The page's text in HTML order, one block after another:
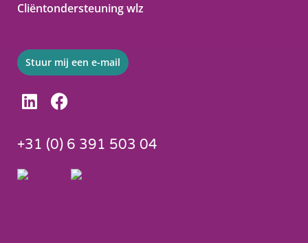
Cliëntondersteuning wlz
Stuur mij een e-mail
L
i
k
F
a
c
e
+31 (0) 6 391 503 04